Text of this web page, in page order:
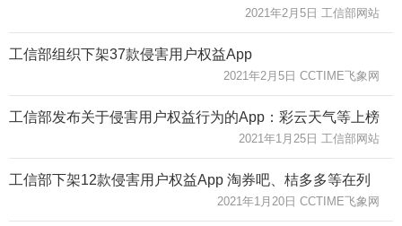
2021年2月5日 工信部网站
工信部组织下架37款侵害用户权益App
2021年2月5日 CCTIME飞象网
工信部发布关于侵害用户权益行为的App：彩云天气等上榜
2021年1月25日 工信部网站
工信部下架12款侵害用户权益App 淘券吧、桔多多等在列
2021年1月20日 CCTIME飞象网